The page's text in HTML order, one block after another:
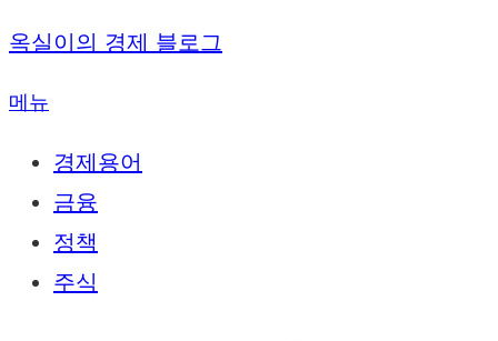
내
으
옥실이의 경제 블로그
메뉴
경제용어
금융
정책
주식